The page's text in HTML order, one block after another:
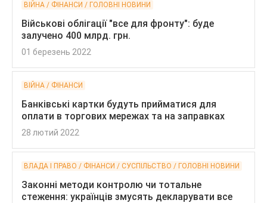
ВІЙНА / ФІНАНСИ / ГОЛОВНІ НОВИНИ
Військові облігації "все для фронту": буде
залучено 400 млрд. грн.
01 березень 2022
ВІЙНА / ФІНАНСИ
Банківські картки будуть прийматися для
оплати в торгових мережах та на заправках
28 лютий 2022
ВЛАДА І ПРАВО / ФІНАНСИ / СУСПІЛЬСТВО / ГОЛОВНІ НОВИНИ
Законні методи контролю чи тотальне
стеження: українців змусять декларувати все